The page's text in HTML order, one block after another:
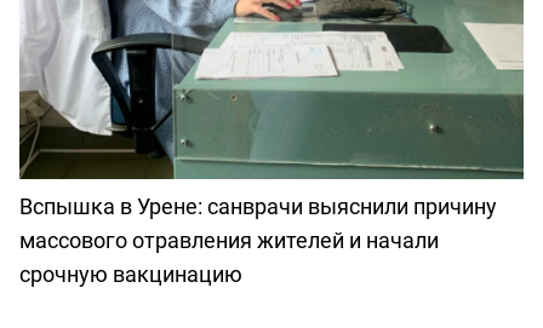
Вспышка в Урене: санврачи выяснили причину
массового отравления жителей и начали
срочную вакцинацию